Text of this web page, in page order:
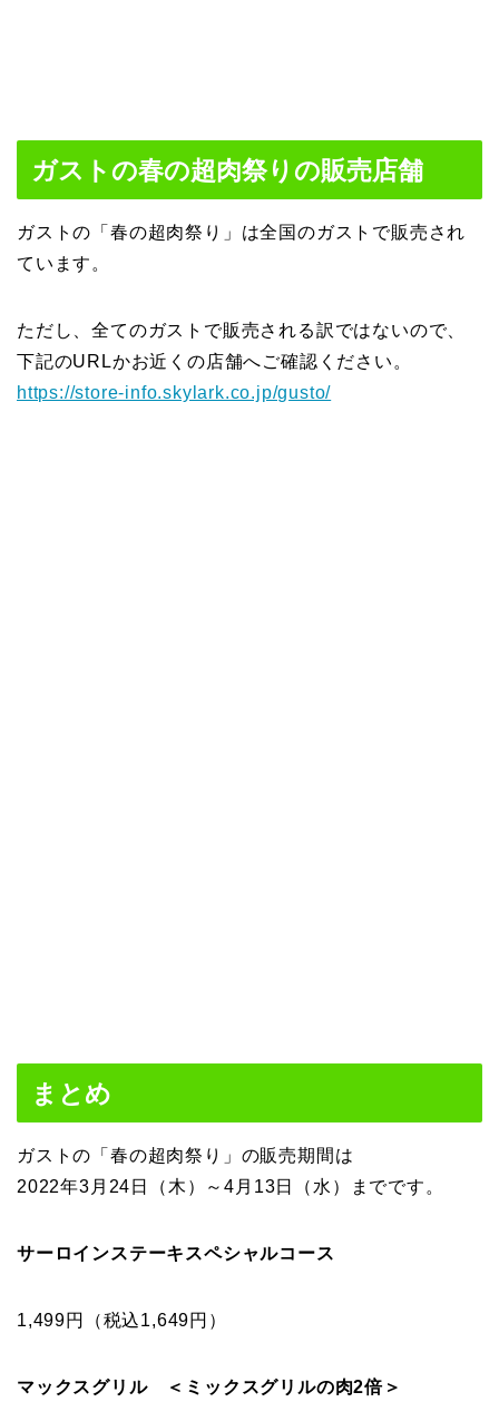
ガストの春の超肉祭りの販売店舗
ガストの「春の超肉祭り」は全国のガストで販売され
ています。
ただし、全てのガストで販売される訳ではないので、
下記のURLかお近くの店舗へご確認ください。
https://store-info.skylark.co.jp/gusto/
まとめ
ガストの「春の超肉祭り」の販売期間は
2022年3月24日（木）～4月13日（水）までです。
サーロインステーキスペシャルコース
1,499円（税込1,649円）
マックスグリル ＜ミックスグリルの肉2倍＞